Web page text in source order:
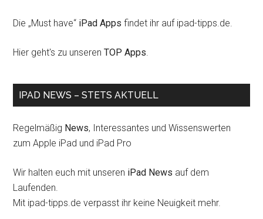
Die „Must have“ iPad Apps findet ihr auf ipad-tipps.de.
Hier geht's zu unserenTOP Apps.
IPAD NEWS – STETS AKTUELL
Regelmäßig News, Interessantes und Wissenswerten
zum Apple iPad und iPad Pro
Wir halten euch mit unseren iPad News auf dem
Laufenden.
Mit ipad-tipps.de verpasst ihr keine Neuigkeit mehr.